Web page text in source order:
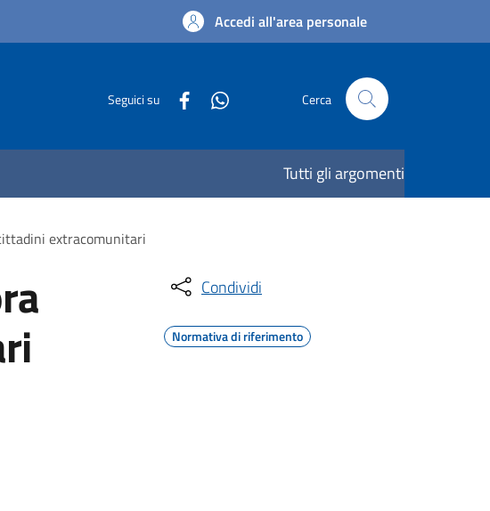
Accedi all'area personale
Seguici su Cerca
Tutti gli argomenti
extracomunitari
Condividi
Normativa di riferimento